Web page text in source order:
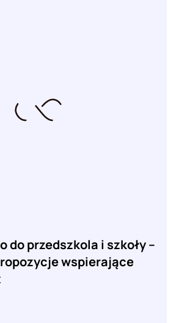
do przedszkola i szkoły –
wspierające